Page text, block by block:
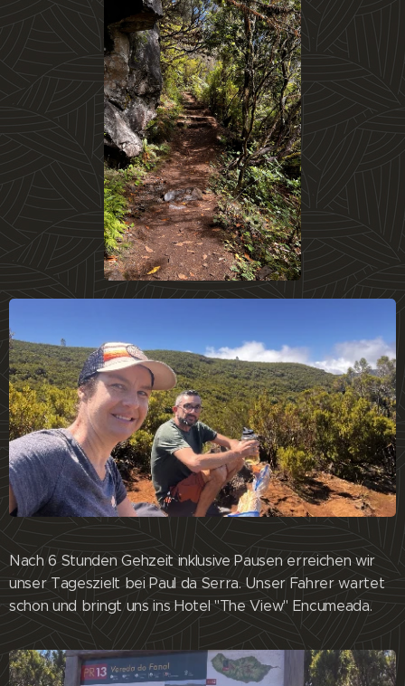
Nach 6 Stunden Gehzeit inklusive Pausen erreichen wir
unser Tageszielt bei Paul da Serra. Unser Fahrer wartet
schon und bringt uns ins Hotel "The View" Encumeada.